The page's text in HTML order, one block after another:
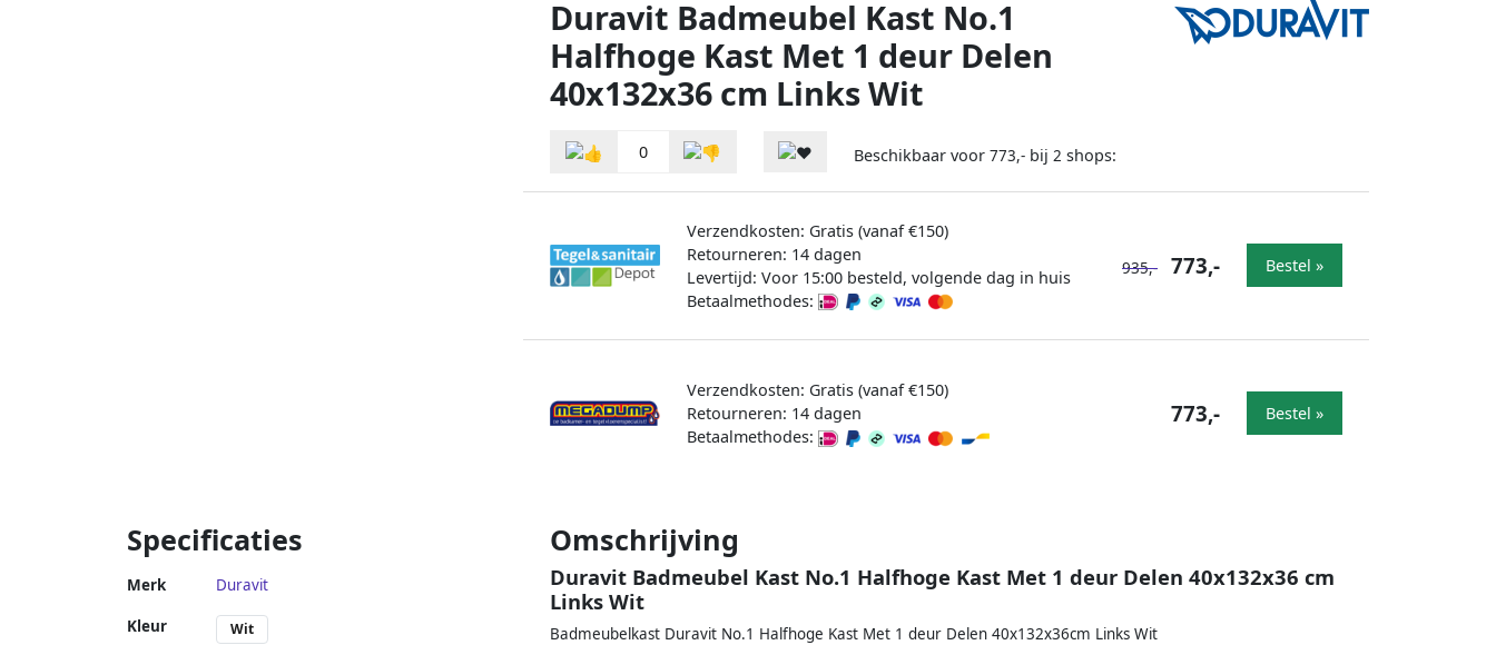
Duravit Badmeubel Kast No.1
Halfhoge Kast Met 1 deur Delen
40x132x36 cm Links Wit
0 Beschikbaar voor 773,- bij 2 shops:
Verzendkosten: Gratis (vanaf €150)
Retourneren: 14 dagen
Levertijd: Voor 15:00 besteld, volgende dag in huis
Betaalmethodes:
935,- 773,- Bestel »
Verzendkosten: Gratis (vanaf €150)
Retourneren: 14 dagen
Betaalmethodes:
773,- Bestel »
Specificaties
Merk Duravit
Kleur Wit
Omschrijving
Duravit Badmeubel Kast No.1 Halfhoge Kast Met 1 deur Delen 40x132x36 cm
Links Wit
Badmeubelkast Duravit No.1 Halfhoge Kast Met 1 deur Delen 40x132x36cm Links Wit